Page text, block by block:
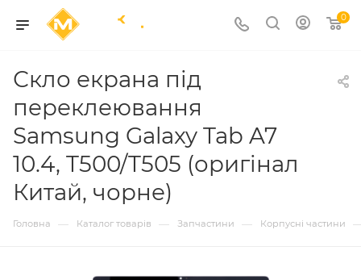
0
Скло екрана під
переклеювання
Samsung Galaxy Tab A7
10.4, T500/T505 (оригінал
Китай, чорне)
Головна — Каталог товарів — Запчастини — Корпусні частини